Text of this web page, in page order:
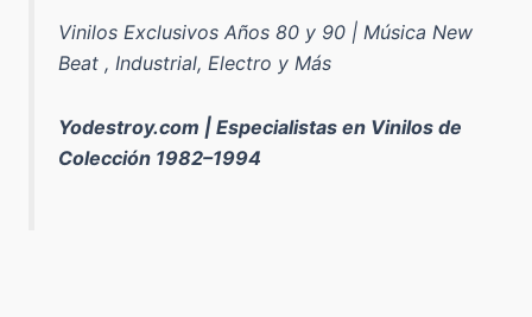
Vinilos Exclusivos Años 80 y 90 | Música New
Beat , Industrial, Electro y Más
Yodestroy.com | Especialistas en Vinilos de
Colección 1982–1994